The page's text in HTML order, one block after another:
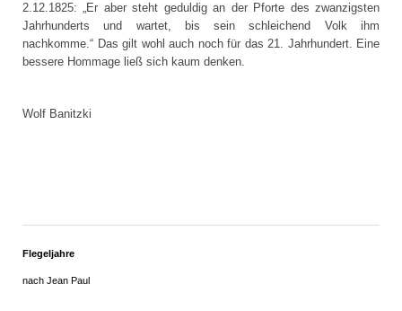
2.12.1825: „Er aber steht geduldig an der Pforte des zwanzigsten
Jahrhunderts und wartet, bis sein schleichend Volk ihm
nachkomme.“ Das gilt wohl auch noch für das 21. Jahrhundert. Eine
bessere Hommage ließ sich kaum denken.
Wolf Banitzki
Flegeljahre
nach Jean Paul